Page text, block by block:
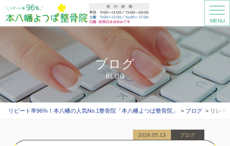
MENU
ブログ
BLOG
リピート率96%！本八幡の人気No.1整骨院「本八幡よつば整骨院」 ブログ リレー
2026.05.13 ブログ